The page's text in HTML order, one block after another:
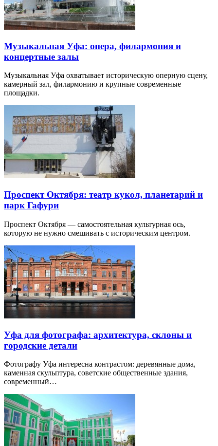
Музыкальная Уфа: опера, филармония и
концертные залы
Музыкальная Уфа охватывает историческую оперную сцену,
камерный зал, филармонию и крупные современные
площадки.
Проспект Октября: театр кукол, планетарий и
парк Гафури
Проспект Октября — самостоятельная культурная ось,
которую не нужно смешивать с историческим центром.
Уфа для фотографа: архитектура, склоны и
городские детали
Фотографу Уфа интересна контрастом: деревянные дома,
каменная скульптура, советские общественные здания,
современный…